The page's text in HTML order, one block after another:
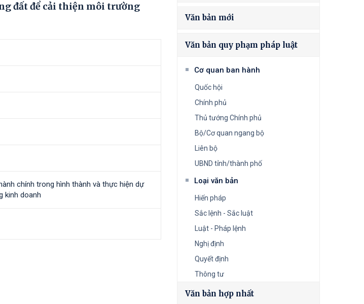
đất để cải thiện môi trường
chính trong hình thành và thực hiện dự
kinh doanh
Văn bản mới
Văn bản quy phạm pháp luật
Cơ quan ban hành
Quốc hội
Chính phủ
Thủ tướng Chính phủ
Bộ/Cơ quan ngang bộ
Liên bộ
UBND tỉnh/thành phố
Loại văn bản
Hiến pháp
Sắc lệnh - Sắc luật
Luật - Pháp lệnh
Nghị định
Quyết định
Thông tư
Văn bản hợp nhất